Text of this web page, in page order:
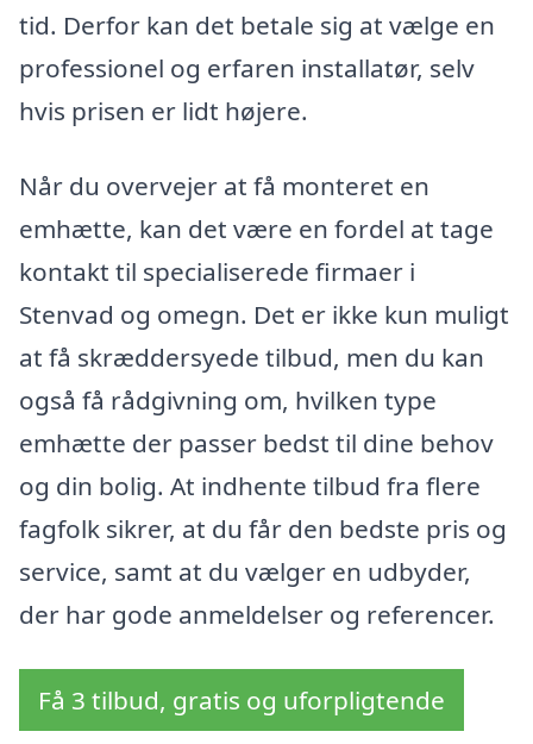
tid. Derfor kan det betale sig at vælge en
professionel og erfaren installatør, selv
hvis prisen er lidt højere.
Når du overvejer at få monteret en
emhætte, kan det være en fordel at tage
kontakt til specialiserede firmaer i
Stenvad og omegn. Det er ikke kun muligt
at få skræddersyede tilbud, men du kan
også få rådgivning om, hvilken type
emhætte der passer bedst til dine behov
og din bolig. At indhente tilbud fra flere
fagfolk sikrer, at du får den bedste pris og
service, samt at du vælger en udbyder,
der har gode anmeldelser og referencer.
Få 3 tilbud, gratis og uforpligtende